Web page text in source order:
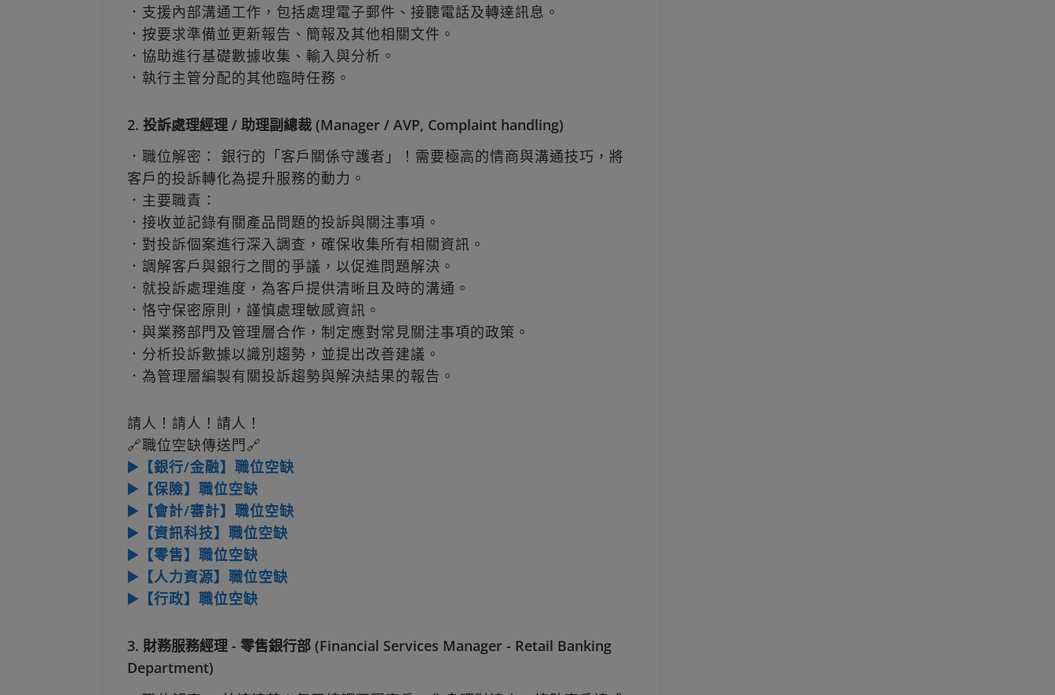
．支援內部溝通工作，包括處理電子郵件、接聽電話及轉達訊息。
．按要求準備並更新報告、簡報及其他相關文件。
．協助進行基礎數據收集、輸入與分析。
．執行主管分配的其他臨時任務。
2. 投訴處理經理 / 助理副總裁 (Manager / AVP, Complaint handling)
．職位解密： 銀行的「客戶關係守護者」！需要極高的情商與溝通技巧，將
客戶的投訴轉化為提升服務的動力。
．主要職責：
．接收並記錄有關產品問題的投訴與關注事項。
．對投訴個案進行深入調查，確保收集所有相關資訊。
．調解客戶與銀行之間的爭議，以促進問題解決。
．就投訴處理進度，為客戶提供清晰且及時的溝通。
．恪守保密原則，謹慎處理敏感資訊。
．與業務部門及管理層合作，制定應對常見關注事項的政策。
．分析投訴數據以識別趨勢，並提出改善建議。
．為管理層編製有關投訴趨勢與解決結果的報告。
請人！請人！請人！
🔗職位空缺傳送門🔗
▶️【銀行/金融】職位空缺
▶️【保險】職位空缺
▶️【會計/審計】職位空缺
▶️【資訊科技】職位空缺
▶️【零售】職位空缺
▶️【人力資源】職位空缺
▶️【行政】職位空缺
3. 財務服務經理 - 零售銀行部 (Financial Services Manager - Retail Banking
Department)